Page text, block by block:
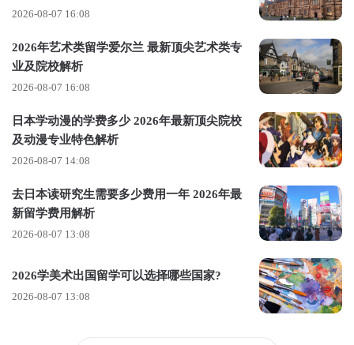
2、电影、视频、新媒体与动画
电影、视频、新媒体与动画系（FVNMA）长期以来在独立与实
际化视野与多元文化社区，FVNMA系开创了多种创新方法，推
动跨文化实践的发展，同时在形式实验、技术创新和批判性研
2026-08-07 16:08
2026年艺术类留学爱尔兰 最新顶尖艺术类专
业及院校解析
2026-08-07 16:08
日本学动漫的学费多少 2026年最新顶尖院校
及动漫专业特色解析
2026-08-07 14:08
去日本读研究生需要多少费用一年 2026年最
新留学费用解析
2026-08-07 13:08
2026学美术出国留学可以选择哪些国家?
2026-08-07 13:08